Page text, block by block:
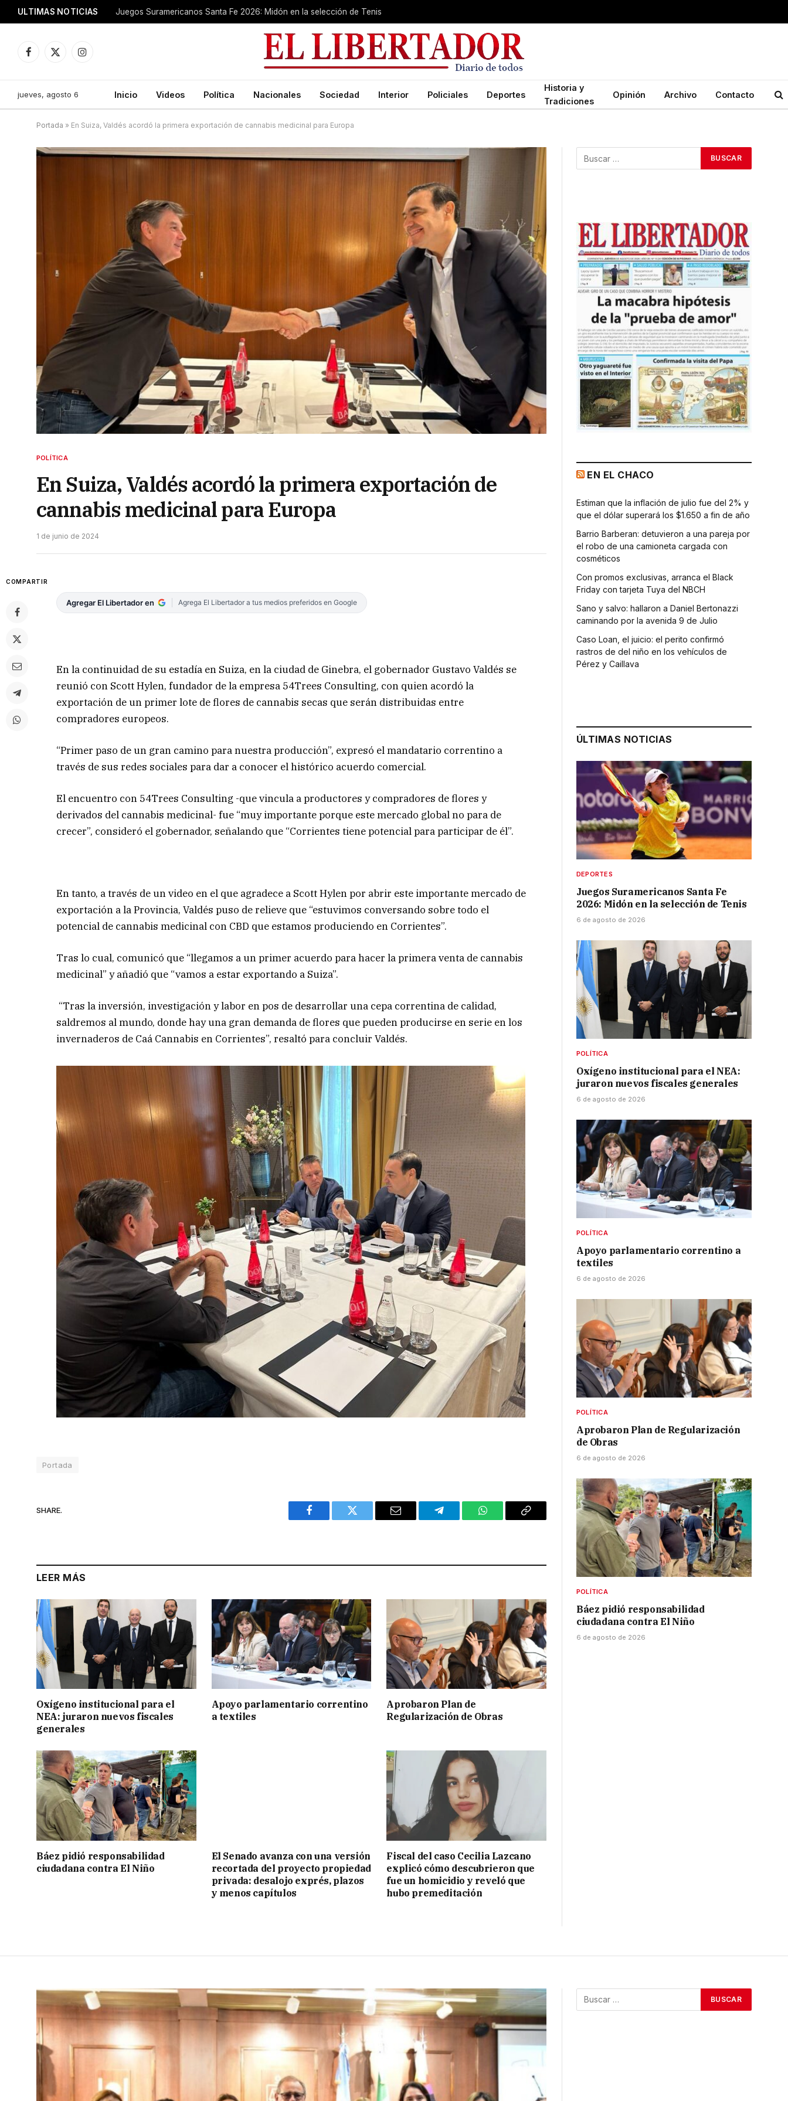
ULTIMAS NOTICIAS Juegos Suramericanos Santa Fe 2026: Midón en la selección de Tenis
Facebook
X
Instagram
jueves, agosto 6 Inicio Videos Política Nacionales Sociedad Interior Policiales Deportes
Historia y
Tradiciones
Opinión Archivo Contacto
Portada » En Suiza, Valdés acordó la primera exportación de cannabis medicinal para Europa
POLÍTICA
En Suiza, Valdés acordó la primera exportación de
cannabis medicinal para Europa
1 de junio de 2024
COMPARTIR
Agregar El Libertador en Agrega El Libertador a tus medios preferidos en Google
En la continuidad de su estadía en Suiza, en la ciudad de Ginebra, el gobernador Gustavo Valdés se
reunió con Scott Hylen, fundador de la empresa 54Trees Consulting, con quien acordó la
exportación de un primer lote de flores de cannabis secas que serán distribuidas entre
compradores europeos.
“Primer paso de un gran camino para nuestra producción”, expresó el mandatario correntino a
través de sus redes sociales para dar a conocer el histórico acuerdo comercial.
El encuentro con 54Trees Consulting -que vincula a productores y compradores de flores y
derivados del cannabis medicinal- fue “muy importante porque este mercado global no para de
crecer”, consideró el gobernador, señalando que “Corrientes tiene potencial para participar de él”.
En tanto, a través de un video en el que agradece a Scott Hylen por abrir este importante mercado de
exportación a la Provincia, Valdés puso de relieve que “estuvimos conversando sobre todo el
potencial de cannabis medicinal con CBD que estamos produciendo en Corrientes”.
Tras lo cual, comunicó que “llegamos a un primer acuerdo para hacer la primera venta de cannabis
medicinal” y añadió que “vamos a estar exportando a Suiza”.
“Tras la inversión, investigación y labor en pos de desarrollar una cepa correntina de calidad,
saldremos al mundo, donde hay una gran demanda de flores que pueden producirse en serie en los
invernaderos de Caá Cannabis en Corrientes”, resaltó para concluir Valdés.
Portada
SHARE.
Facebook Twitter Email Telegram WhatsAppCopy
LEER MÁS
Oxígeno institucional para el
NEA: juraron nuevos fiscales
generales
Apoyo parlamentario correntino
a textiles
Aprobaron Plan de
Regularización de Obras
Báez pidió responsabilidad
ciudadana contra El Niño
El Senado avanza con una versión
recortada del proyecto propiedad
privada: desalojo exprés, plazos
y menos capítulos
Fiscal del caso Cecilia Lazcano
explicó cómo descubrieron que
fue un homicidio y reveló que
hubo premeditación
EN EL CHACO
Estiman que la inflación de julio fue del 2% y
que el dólar superará los $1.650 a fin de año
Barrio Barberan: detuvieron a una pareja por
el robo de una camioneta cargada con
cosméticos
Con promos exclusivas, arranca el Black
Friday con tarjeta Tuya del NBCH
Sano y salvo: hallaron a Daniel Bertonazzi
caminando por la avenida 9 de Julio
Caso Loan, el juicio: el perito confirmó
rastros de del niño en los vehículos de
Pérez y Caillava
ÚLTIMAS NOTICIAS
DEPORTES
Juegos Suramericanos Santa Fe
2026: Midón en la selección de Tenis
6 de agosto de 2026
POLÍTICA
Oxígeno institucional para el NEA:
juraron nuevos fiscales generales
6 de agosto de 2026
POLÍTICA
Apoyo parlamentario correntino a
textiles
6 de agosto de 2026
POLÍTICA
Aprobaron Plan de Regularización
de Obras
6 de agosto de 2026
POLÍTICA
Báez pidió responsabilidad
ciudadana contra El Niño
6 de agosto de 2026